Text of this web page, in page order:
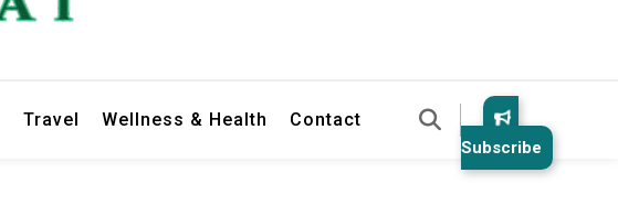
Travel Wellness & Health Contact
Subscribe